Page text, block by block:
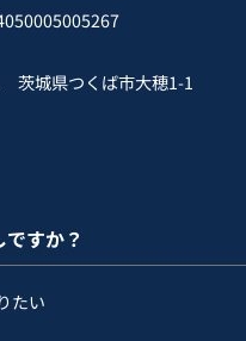
茨城県つくば市大穂1-1
すか？
たい